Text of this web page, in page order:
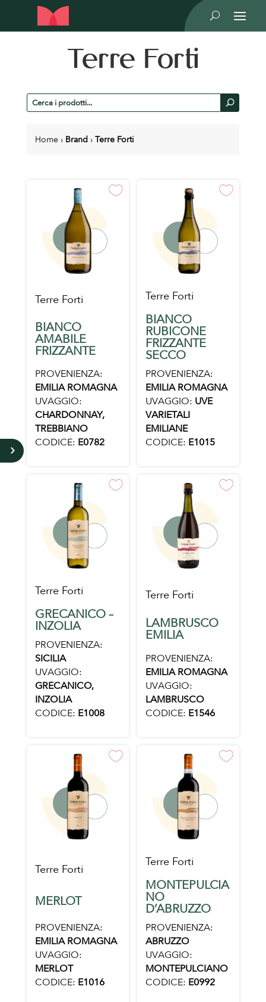
U
Terre Forti
Cerca
prodotti
U
Home › Brand › Terre Forti
5
Terre Forti
BIANCO
AMABILE
FRIZZANTE
PROVENIENZA:
EMILIA ROMAGNA
UVAGGIO:
CHARDONNAY,
TREBBIANO
CODICE: E0782
Terre Forti
BIANCO
RUBICONE
FRIZZANTE
SECCO
PROVENIENZA:
EMILIA ROMAGNA
UVAGGIO: UVE
VARIETALI
EMILIANE
CODICE: E1015
Terre Forti
GRECANICO –
INZOLIA
PROVENIENZA:
SICILIA
UVAGGIO:
GRECANICO,
INZOLIA
CODICE: E1008
Terre Forti
LAMBRUSCO
EMILIA
PROVENIENZA:
EMILIA ROMAGNA
UVAGGIO:
LAMBRUSCO
CODICE: E1546
Terre Forti
MERLOT
PROVENIENZA:
EMILIA ROMAGNA
UVAGGIO:
MERLOT
CODICE: E1016
Terre Forti
MONTEPULCIA
NO
D’ABRUZZO
PROVENIENZA:
ABRUZZO
UVAGGIO:
MONTEPULCIANO
CODICE: E0992